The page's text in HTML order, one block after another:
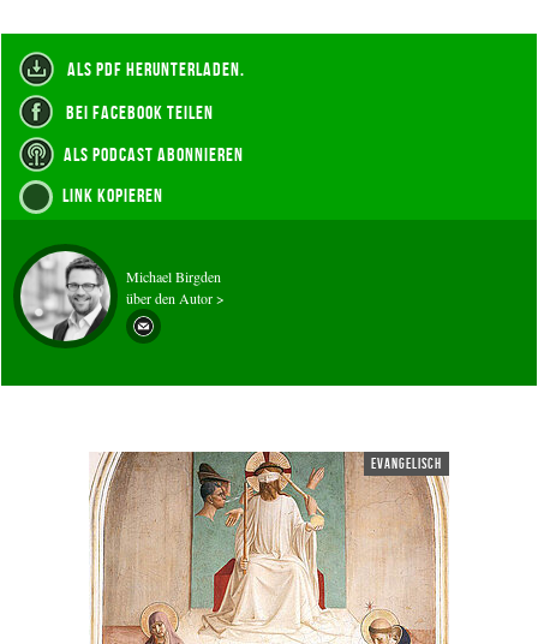
als PDF herunterladen.
bei Facebook teilen
als Podcast abonnieren
Link kopieren
Michael Birgden
über den Autor >
evangelisch